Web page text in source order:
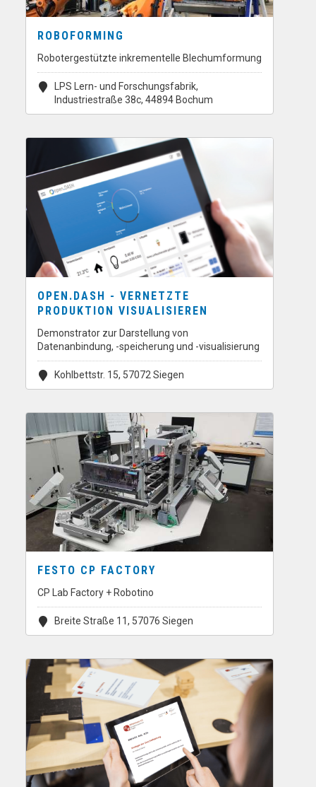
ROBOFORMING
Robotergestützte inkrementelle Blechumformung
LPS Lern- und Forschungsfabrik,
Industriestraße 38c, 44894 Bochum
OPEN.DASH - VERNETZTE
PRODUKTION VISUALISIEREN
Demonstrator zur Darstellung von
Datenanbindung, -speicherung und -visualisierung
Kohlbettstr. 15, 57072 Siegen
FESTO CP FACTORY
CP Lab Factory + Robotino
Breite Straße 11, 57076 Siegen